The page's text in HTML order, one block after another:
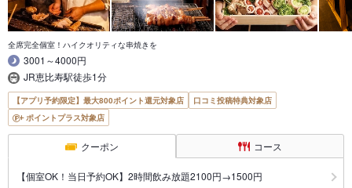
全席完全個室！ハイクオリティな串焼きを
3001～4000円
JR恵比寿駅徒歩1分
【アプリ予約限定】最大800ポイント還元対象店
口コミ投稿特典対象店
ポイントプラス対象店
クーポン コース
【個室OK！当日予約OK】2時間飲み放題2100円→1500円